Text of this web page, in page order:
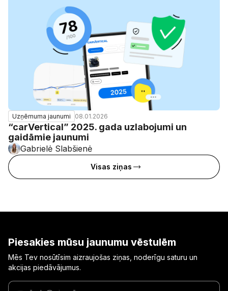
Uzņēmuma jaunumi 08.01.2026
“carVertical” 2025. gada uzlabojumi un
gaidāmie jaunumi
Gabrielė Slabšienė
Visas ziņas
Piesakies mūsu jaunumu vēstulēm
Mēs Tev nosūtīsim aizraujošas ziņas, noderīgu saturu un
akcijas piedāvājumus.
Ievadi